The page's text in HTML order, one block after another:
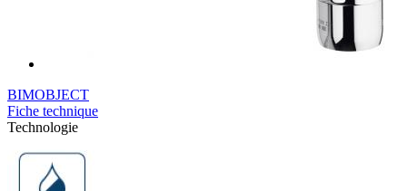
BIMOBJECT
Fiche technique
Technologie